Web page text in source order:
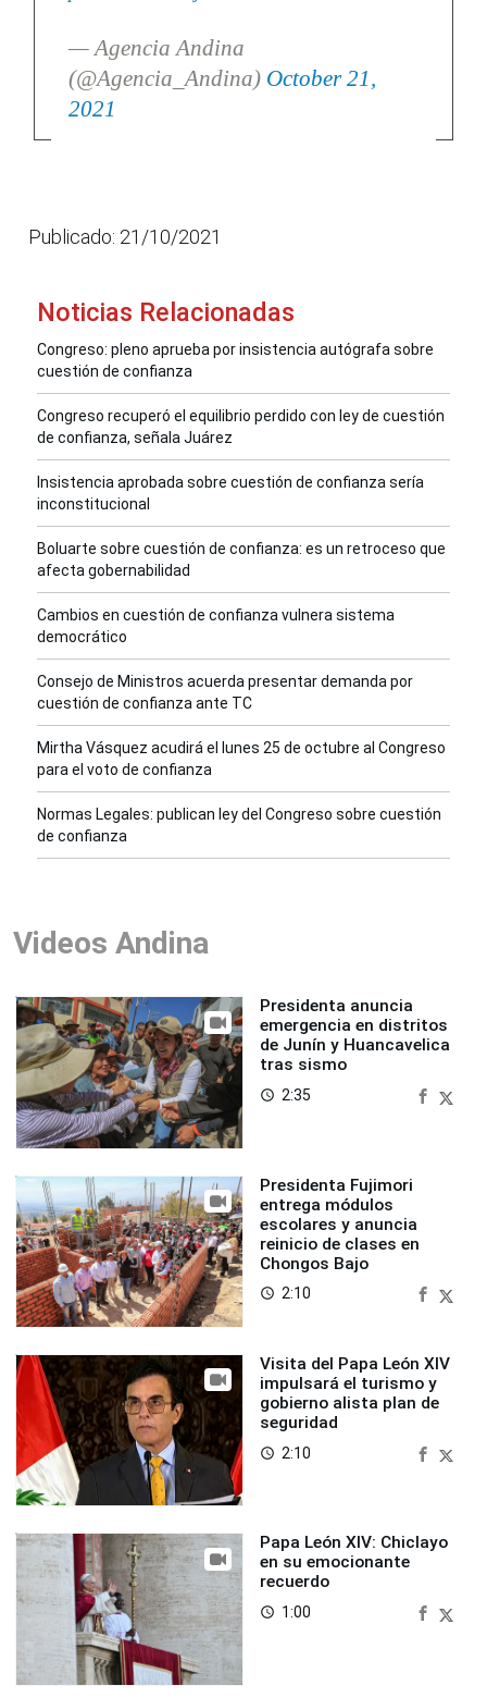
— Agencia Andina
(@Agencia_Andina) October 21,
2021
Publicado: 21/10/2021
Noticias Relacionadas
Congreso: pleno aprueba por insistencia autógrafa sobre
cuestión de confianza
Congreso recuperó el equilibrio perdido con ley de cuestión
de confianza, señala Juárez
Insistencia aprobada sobre cuestión de confianza sería
inconstitucional
Boluarte sobre cuestión de confianza: es un retroceso que
afecta gobernabilidad
Cambios en cuestión de confianza vulnera sistema
democrático
Consejo de Ministros acuerda presentar demanda por
cuestión de confianza ante TC
Mirtha Vásquez acudirá el lunes 25 de octubre al Congreso
para el voto de confianza
Normas Legales: publican ley del Congreso sobre cuestión
de confianza
Videos Andina
Presidenta anuncia
emergencia en distritos
de Junín y Huancavelica
tras sismo
access_time 2:35
Presidenta Fujimori
entrega módulos
escolares y anuncia
reinicio de clases en
Chongos Bajo
access_time 2:10
Visita del Papa León XIV
impulsará el turismo y
gobierno alista plan de
seguridad
access_time 2:10
Papa León XIV: Chiclayo
en su emocionante
recuerdo
access_time 1:00